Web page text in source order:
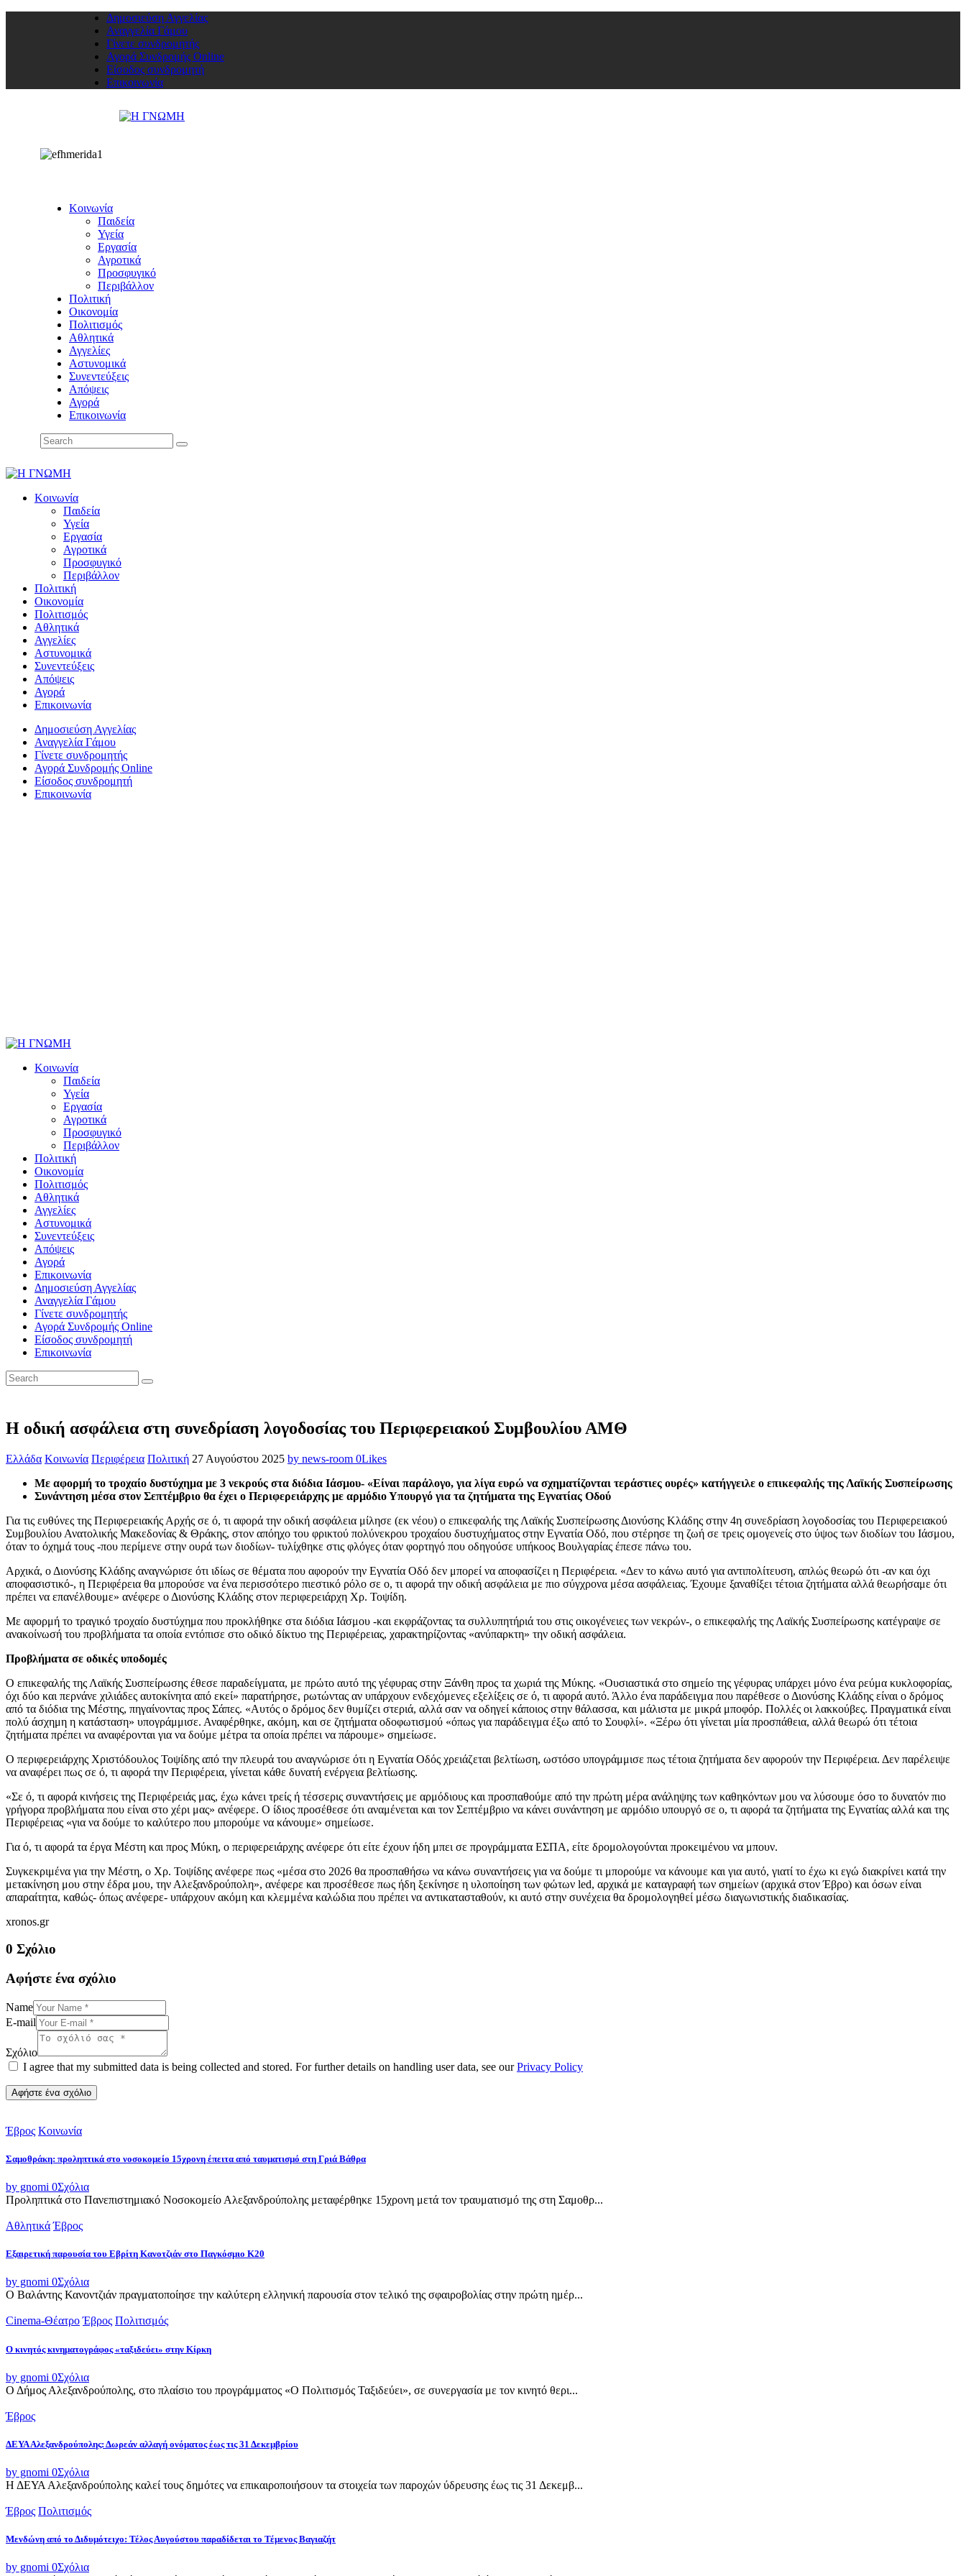
Δημοσιεύση Αγγελίας
Αναγγελία Γάμου
Γίνετε συνδρομητής
Αγορά Συνδρομής Online
Είσοδος συνδρομητή
Επικοινωνία
Κοινωνία
Παιδεία
Υγεία
Εργασία
Αγροτικά
Προσφυγικό
Περιβάλλον
Πολιτική
Οικονομία
Πολιτισμός
Αθλητικά
Αγγελίες
Αστυνομικά
Συνεντεύξεις
Απόψεις
Αγορά
Επικοινωνία
Κοινωνία
Παιδεία
Υγεία
Εργασία
Αγροτικά
Προσφυγικό
Περιβάλλον
Πολιτική
Οικονομία
Πολιτισμός
Αθλητικά
Αγγελίες
Αστυνομικά
Συνεντεύξεις
Απόψεις
Αγορά
Επικοινωνία
Δημοσιεύση Αγγελίας
Αναγγελία Γάμου
Γίνετε συνδρομητής
Αγορά Συνδρομής Online
Είσοδος συνδρομητή
Επικοινωνία
Κοινωνία
Παιδεία
Υγεία
Εργασία
Αγροτικά
Προσφυγικό
Περιβάλλον
Πολιτική
Οικονομία
Πολιτισμός
Αθλητικά
Αγγελίες
Αστυνομικά
Συνεντεύξεις
Απόψεις
Αγορά
Επικοινωνία
Δημοσιεύση Αγγελίας
Αναγγελία Γάμου
Γίνετε συνδρομητής
Αγορά Συνδρομής Online
Είσοδος συνδρομητή
Επικοινωνία
Η οδική ασφάλεια στη συνεδρίαση λογοδοσίας του Περιφερειακού Συμβουλίου ΑΜΘ
Ελλάδα Κοινωνία Περιφέρεια Πολιτική 27 Αυγούστου 2025 by news-room 0Likes
Με αφορμή το τροχαίο δυστύχημα με 3 νεκρούς στα διόδια Ιάσμου- «Είναι παράλογο, για λίγα ευρώ να σχηματίζονται τεράστιες ουρές» κατήγγειλε ο επικεφαλής της Λαϊκής Συσπείρωσης
Συνάντηση μέσα στον Σεπτέμβριο θα έχει ο Περιφερειάρχης με αρμόδιο Υπουργό για τα ζητήματα της Εγνατίας Οδού
Για τις ευθύνες της Περιφερειακής Αρχής σε ό, τι αφορά την οδική ασφάλεια μίλησε (εκ νέου) ο επικεφαλής της Λαϊκής Συσπείρωσης Διονύσης Κλάδης στην 4η συνεδρίαση λογοδοσίας του Περιφερειακού
Συμβουλίου Ανατολικής Μακεδονίας & Θράκης, στον απόηχο του φρικτού πολύνεκρου τροχαίου δυστυχήματος στην Εγνατία Οδό, που στέρησε τη ζωή σε τρεις ομογενείς στο ύψος των διοδίων του Ιάσμου,
όταν το όχημά τους -που περίμενε στην ουρά των διοδίων- τυλίχθηκε στις φλόγες όταν φορτηγό που οδηγούσε υπήκοος Βουλγαρίας έπεσε πάνω του.
Αρχικά, ο Διονύσης Κλάδης αναγνώρισε ότι ιδίως σε θέματα που αφορούν την Εγνατία Οδό δεν μπορεί να αποφασίζει η Περιφέρεια. «Δεν το κάνω αυτό για αντιπολίτευση, απλώς θεωρώ ότι -αν και όχι
αποφασιστικό-, η Περιφέρεια θα μπορούσε να ένα περισσότερο πιεστικό ρόλο σε ο, τι αφορά την οδική ασφάλεια με πιο σύγχρονα μέσα ασφάλειας. Έχουμε ξαναθίξει τέτοια ζητήματα αλλά θεωρήσαμε ότι
πρέπει να επανέλθουμε» ανέφερε ο Διονύσης Κλάδης στον περιφερειάρχη Χρ. Τοψίδη.
Με αφορμή το τραγικό τροχαίο δυστύχημα που προκλήθηκε στα διόδια Ιάσμου -και εκφράζοντας τα συλλυπητήριά του στις οικογένειες των νεκρών-, ο επικεφαλής της Λαϊκής Συσπείρωσης κατέγραψε σε
ανακοίνωσή του προβλήματα τα οποία εντόπισε στο οδικό δίκτυο της Περιφέρειας, χαρακτηρίζοντας «ανύπαρκτη» την οδική ασφάλεια.
Προβλήματα σε οδικές υποδομές
Ο επικεφαλής της Λαϊκής Συσπείρωσης έθεσε παραδείγματα, με πρώτο αυτό της γέφυρας στην Ξάνθη προς τα χωριά της Μύκης. «Ουσιαστικά στο σημείο της γέφυρας υπάρχει μόνο ένα ρεύμα κυκλοφορίας,
όχι δύο και περνάνε χιλιάδες αυτοκίνητα από εκεί» παρατήρησε, ρωτώντας αν υπάρχουν ενδεχόμενες εξελίξεις σε ό, τι αφορά αυτό. Άλλο ένα παράδειγμα που παρέθεσε ο Διονύσης Κλάδης είναι ο δρόμος
από τα διόδια της Μέστης, πηγαίνοντας προς Σάπες. «Αυτός ο δρόμος δεν θυμίζει στεριά, αλλά σαν να οδηγεί κάποιος στην θάλασσα, και μάλιστα με μικρά μποφόρ. Πολλές οι λακκούβες. Πραγματικά είναι
πολύ άσχημη η κατάσταση» υπογράμμισε. Αναφέρθηκε, ακόμη, και σε ζητήματα οδοφωτισμού «όπως για παράδειγμα έξω από το Σουφλί». «Ξέρω ότι γίνεται μία προσπάθεια, αλλά θεωρώ ότι τέτοια
ζητήματα πρέπει να αναφέρονται για να δούμε μέτρα τα οποία πρέπει να πάρουμε» σημείωσε.
Ο περιφερειάρχης Χριστόδουλος Τοψίδης από την πλευρά του αναγνώρισε ότι η Εγνατία Οδός χρειάζεται βελτίωση, ωστόσο υπογράμμισε πως τέτοια ζητήματα δεν αφορούν την Περιφέρεια. Δεν παρέλειψε
να αναφέρει πως σε ό, τι αφορά την Περιφέρεια, γίνεται κάθε δυνατή ενέργεια βελτίωσης.
«Σε ό, τι αφορά κινήσεις της Περιφέρειάς μας, έχω κάνει τρείς ή τέσσερις συναντήσεις με αρμόδιους και προσπαθούμε από την πρώτη μέρα ανάληψης των καθηκόντων μου να λύσουμε όσο το δυνατόν πιο
γρήγορα προβλήματα που είναι στο χέρι μας» ανέφερε. Ο ίδιος προσέθεσε ότι αναμένεται και τον Σεπτέμβριο να κάνει συνάντηση με αρμόδιο υπουργό σε ο, τι αφορά τα ζητήματα της Εγνατίας αλλά και της
Περιφέρειας «για να δούμε το καλύτερο που μπορούμε να κάνουμε» σημείωσε.
Για ό, τι αφορά τα έργα Μέστη και προς Μύκη, ο περιφερειάρχης ανέφερε ότι είτε έχουν ήδη μπει σε προγράμματα ΕΣΠΑ, είτε δρομολογούνται προκειμένου να μπουν.
Συγκεκριμένα για την Μέστη, ο Χρ. Τοψίδης ανέφερε πως «μέσα στο 2026 θα προσπαθήσω να κάνω συναντήσεις για να δούμε τι μπορούμε να κάνουμε και για αυτό, γιατί το έχω κι εγώ διακρίνει κατά την
μετακίνηση μου στην έδρα μου, την Αλεξανδρούπολη», ανέφερε και προσέθεσε πως ήδη ξεκίνησε η υλοποίηση των φώτων led, αρχικά με καταγραφή των σημείων (αρχικά στον Έβρο) και όσων είναι
απαραίτητα, καθώς- όπως ανέφερε- υπάρχουν ακόμη και κλεμμένα καλώδια που πρέπει να αντικατασταθούν, κι αυτό στην συνέχεια θα δρομολογηθεί μέσω διαγωνιστικής διαδικασίας.
xronos.gr
0 Σχόλιο
Αφήστε ένα σχόλιο
Name
E-mail
Σχόλιο
I agree that my submitted data is being collected and stored. For further details on handling user data, see ourPrivacy Policy
Έβρος Κοινωνία
Σαμοθράκη: προληπτικά στο νοσοκομείο 15χρονη έπειτα από ταυματισμό στη Γριά Βάθρα
by gnomi 0Σχόλια
Προληπτικά στο Πανεπιστημιακό Νοσοκομείο Αλεξανδρούπολης μεταφέρθηκε 15χρονη μετά τον τραυματισμό της στη Σαμοθρ...
Αθλητικά Έβρος
Εξαιρετική παρουσία του Εβρίτη Κανοτζιάν στο Παγκόσμιο Κ20
by gnomi 0Σχόλια
Ο Βαλάντης Κανοντζιάν πραγματοποίησε την καλύτερη ελληνική παρουσία στον τελικό της σφαιροβολίας στην πρώτη ημέρ...
Cinema-Θέατρο Έβρος Πολιτισμός
Ο κινητός κινηματογράφος «ταξιδεύει» στην Κίρκη
by gnomi 0Σχόλια
Ο Δήμος Αλεξανδρούπολης, στο πλαίσιο του προγράμματος «Ο Πολιτισμός Ταξιδεύει», σε συνεργασία με τον κινητό θερι...
Έβρος
ΔΕΥΑ Αλεξανδρούπολης: Δωρεάν αλλαγή ονόματος έως τις 31 Δεκεμβρίου
by gnomi 0Σχόλια
Η ΔΕΥΑ Αλεξανδρούπολης καλεί τους δημότες να επικαιροποιήσουν τα στοιχεία των παροχών ύδρευσης έως τις 31 Δεκεμβ...
Έβρος Πολιτισμός
Μενδώνη από το Διδυμότειχο: Τέλος Αυγούστου παραδίδεται το Τέμενος Βαγιαζήτ
by gnomi 0Σχόλια